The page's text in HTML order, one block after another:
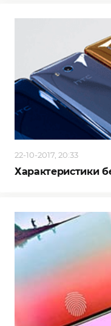
22-10-2017, 20:33
Характеристики